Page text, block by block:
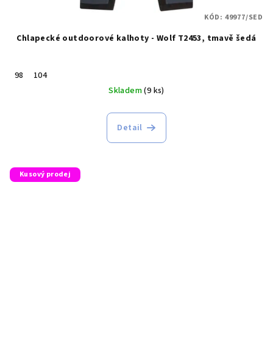
Chlapecké outdoorové kalhoty - Wolf T2453, tmavě šedá
98
104
Skladem(9 ks)
Detail
KÓD: 49977/SED
Kusový prodej